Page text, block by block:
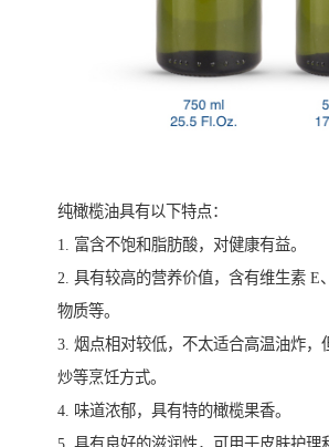
纯橄榄油具有以下特点：
1. 富含不饱和脂肪酸，对健康有益。
2. 具有较高的营养价值，含有维生素 E
物质等。
3. 烟点相对较低，不太适合高温油炸，
炒等烹饪方式。
4. 味道浓郁，具有特的橄榄果香。
5. 具有良好的滋润性，可用于皮肤护理